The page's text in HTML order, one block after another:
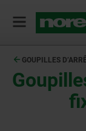
GOUPILLES